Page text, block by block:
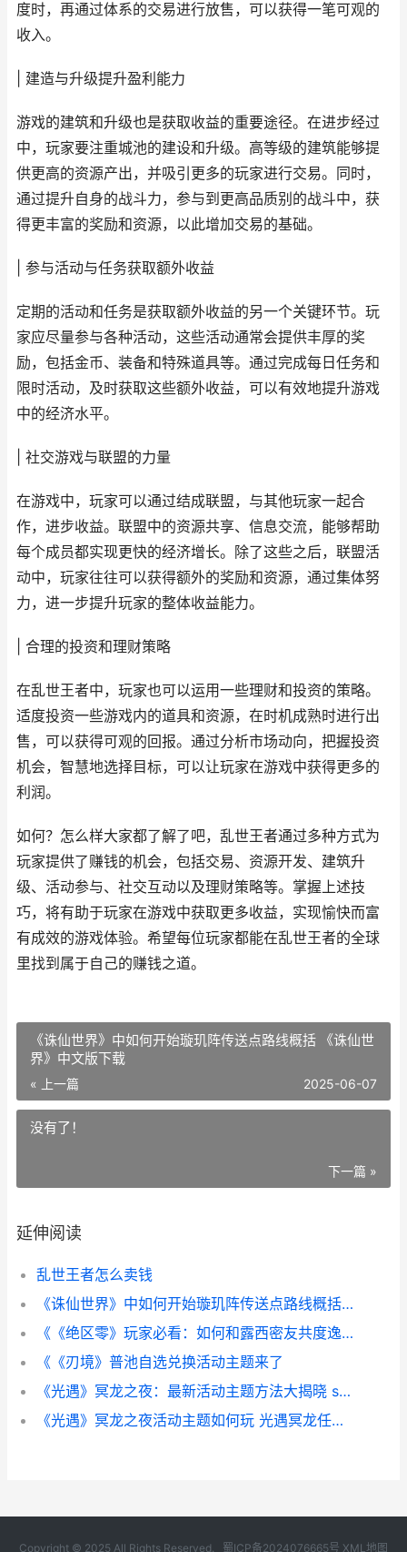
度时，再通过体系的交易进行放售，可以获得一笔可观的
收入。
| 建造与升级提升盈利能力
游戏的建筑和升级也是获取收益的重要途径。在进步经过
中，玩家要注重城池的建设和升级。高等级的建筑能够提
供更高的资源产出，并吸引更多的玩家进行交易。同时，
通过提升自身的战斗力，参与到更高品质别的战斗中，获
得更丰富的奖励和资源，以此增加交易的基础。
| 参与活动与任务获取额外收益
定期的活动和任务是获取额外收益的另一个关键环节。玩
家应尽量参与各种活动，这些活动通常会提供丰厚的奖
励，包括金币、装备和特殊道具等。通过完成每日任务和
限时活动，及时获取这些额外收益，可以有效地提升游戏
中的经济水平。
| 社交游戏与联盟的力量
在游戏中，玩家可以通过结成联盟，与其他玩家一起合
作，进步收益。联盟中的资源共享、信息交流，能够帮助
每个成员都实现更快的经济增长。除了这些之后，联盟活
动中，玩家往往可以获得额外的奖励和资源，通过集体努
力，进一步提升玩家的整体收益能力。
| 合理的投资和理财策略
在乱世王者中，玩家也可以运用一些理财和投资的策略。
适度投资一些游戏内的道具和资源，在时机成熟时进行出
售，可以获得可观的回报。通过分析市场动向，把握投资
机会，智慧地选择目标，可以让玩家在游戏中获得更多的
利润。
如何？怎么样大家都了解了吧，乱世王者通过多种方式为
玩家提供了赚钱的机会，包括交易、资源开发、建筑升
级、活动参与、社交互动以及理财策略等。掌握上述技
巧，将有助于玩家在游戏中获取更多收益，实现愉快而富
有成效的游戏体验。希望每位玩家都能在乱世王者的全球
里找到属于自己的赚钱之道。
《诛仙世界》中如何开始璇玑阵传送点路线概括 《诛仙世
界》中文版下载
« 上一篇 2025-06-07
没有了！
下一篇 »
延伸阅读
乱世王者怎么卖钱
《诛仙世界》中如何开始璇玑阵传送点路线概括 《诛仙世界》中文版下载
《《绝区零》玩家必看：如何和露西密友共度逸有意思的事情件 绝区零玩家人数
《《刃境》普池自选兑换活动主题来了
《光遇》冥龙之夜：最新活动主题方法大揭晓 sky光遇冥龙
《光遇》冥龙之夜活动主题如何玩 光遇冥龙任务怎么完成
Copyright © 2025 All Rights Reserved. 蜀ICP备2024076665号 XML地图